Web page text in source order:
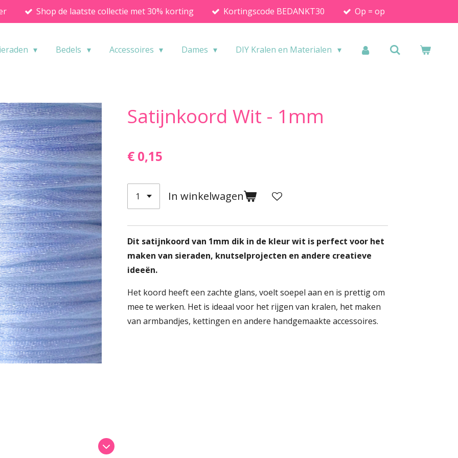
Shop de laatste collectie met 30% korting Kortingscode BEDANKT30 Op = op
Bedels Accessoires Dames DIY Kralen en Materialen
Satijnkoord Wit - 1mm
€ 0,15
In winkelwagen
Dit satijnkoord van 1mm dik in de kleur wit is perfect voor het
maken van sieraden, knutselprojecten en andere creatieve
ideeën.
Het koord heeft een zachte glans, voelt soepel aan en is prettig om
mee te werken. Het is ideaal voor het rijgen van kralen, het maken
van armbandjes, kettingen en andere handgemaakte accessoires.